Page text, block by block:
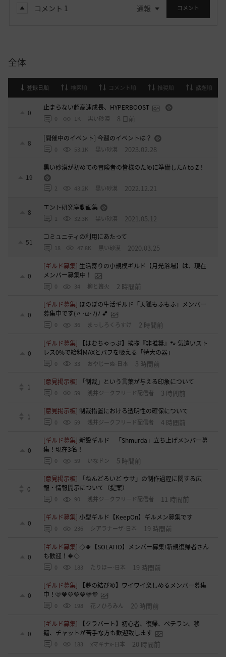
コメント 1 通報 コメント
全体
登録日順 検索順 コメント順 推奨順 話題順
0
止まらない超高速成長、HYPERBOOST
0 1K 黒い砂漠 8 日前
8
[開催中のイベント] 今週のイベントは？
0 53.1K 黒い砂漠 2023.02.28
19
黒い砂漠が初めての冒険者の皆様のために準備したA to Z！
2 43.2K 黒い砂漠 2022.12.21
8
エント研究室動画集
1 32.3K 黒い砂漠 2021.05.12
51
コミュニティの利用にあたって
18 47.8K 黒い砂漠 2020.03.25
0
[ギルド募集] 生活寄りの小規模ギルド【月光浴場】は、現在
メンバー募集中！
0 34 柳と篝火 2 時間前
0
[ギルド募集] ほのぼの生活ギルド「天狐もふもふ」メンバー
募集中です(〃･ω･ﾉ)ﾉ 💕
0 36 まっしろくろすけ 2 時間前
0
[ギルド募集]
【はむちゃっぷ】挨拶『非推奨』🐾 気遣いスト
レス0%で給料MAXとバフを吸える「特大の器」
0 33 おやじーぬ-日本 3 時間前
1
[意見掲示板] 「制裁」という言葉が与える印象について
0 59 浅井ジークフリード配信者 3 時間前
1
[意見掲示板]制裁措置における透明性の確保について
0 59 浅井ジークフリード配信者 4 時間前
0
[ギルド募集]新設ギルド 「Shmurda」立ち上げメンバー募
集！現在3名！
0 59 いなドン 5 時間前
0
[意見掲示板]
「ねんどろいど ウサ」の制作過程に関する広
報・情報開示について（提案）
0 90 浅井ジークフリード配信者 11 時間前
0
[ギルド募集]小型ギルド【KeepOn】ギルメン募集です
0 236 シアラナーザ-日本 19 時間前
0
[ギルド募集]◇🔶【SOLATIO】メンバー募集!新規復帰者さん
も歓迎！🔶◇
0 183 たりほー-日本 19 時間前
0
[ギルド募集]
【夢の結びめ】ワイワイ楽しめるメンバー募集
中！🩷🧡💛💚💙🩵💜
0 198 花ノひろみん 20 時間前
0
[ギルド募集]
【クラバート】初心者、復帰、ベテラン、移
籍、チャットが苦手な方も歓迎致します
0 183 xマキナx-日本 20 時間前